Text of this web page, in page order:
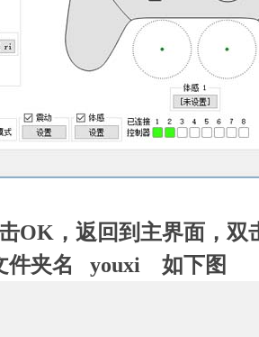
OK，返回到主界面，双
件夹名 youxi 如下图